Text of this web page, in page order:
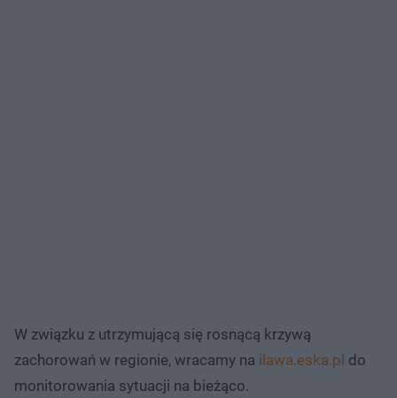
W związku z utrzymującą się rosnącą krzywą
zachorowań w regionie, wracamy na ilawa.eska.pl do
monitorowania sytuacji na bieżąco.